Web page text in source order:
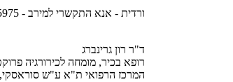
ורדית - אנא התקשרי למירב - 052-6075975 לקביעת תור.
ד"ר רון גרינברג
רופא בכיר, מומחה לכירורגיה
המרכז הרפואי ת"א ע"ש